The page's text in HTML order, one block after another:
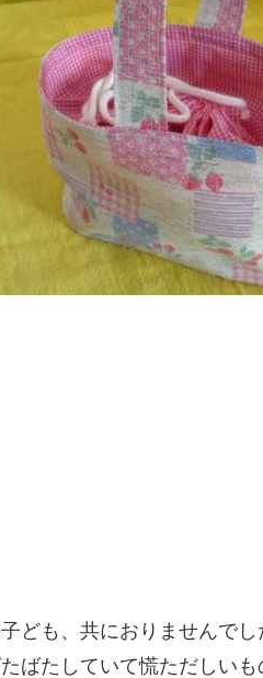
ども、共におりませんでし
ばたしていて慌ただしいも